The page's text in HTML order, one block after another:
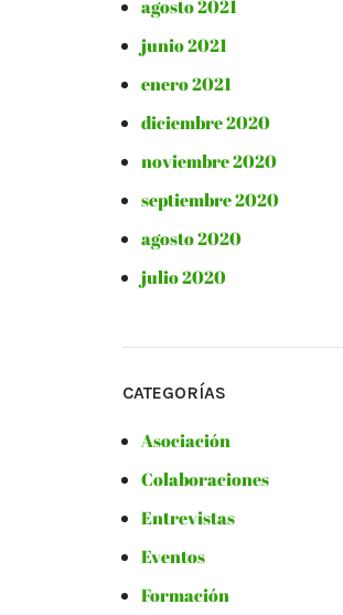
agosto 2021
junio 2021
enero 2021
diciembre 2020
noviembre 2020
septiembre 2020
agosto 2020
julio 2020
CATEGORÍAS
Asociación
Colaboraciones
Entrevistas
Eventos
Formación